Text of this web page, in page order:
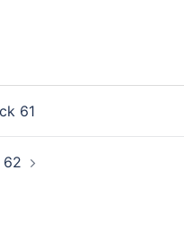
61
62